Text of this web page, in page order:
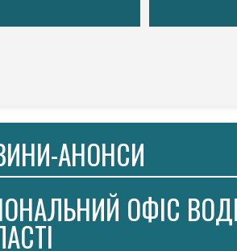
АНОНСИ
ОФІС